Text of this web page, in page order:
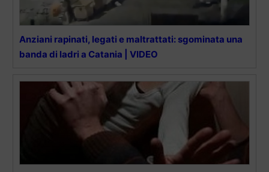
Anziani rapinati, legati e maltrattati: sgominata una
banda di ladri a Catania | VIDEO